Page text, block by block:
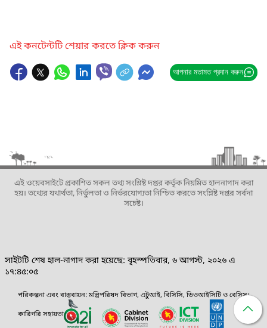
এই কনটেন্টটি শেয়ার করতে ক্লিক করুন
আপনার মতামত প্রদান করুন
এই ওয়েবসাইটে প্রকাশিত সকল তথ্য সংশ্লিষ্ট দপ্তর কর্তৃক নিয়মিত হালনাগাদ করা
হয়। তথ্যের যথার্থতা, নির্ভুলতা ও নির্ভরযোগ্যতা নিশ্চিত করতে সংশ্লিষ্ট দপ্তর সর্বদা
সচেষ্ট।
সাইটটি শেষ হাল-নাগাদ করা হয়েছে: বৃহস্পতিবার, ৬ আগস্ট, ২০২৬ এ
১৭:৪৫:০৫
পরিকল্পনা এবং বাস্তবায়ন: মন্ত্রিপরিষদ বিভাগ, এটুআই, বিসিসি, ডিওআইসিটি ও বেসিস।
কারিগরি সহায়তা